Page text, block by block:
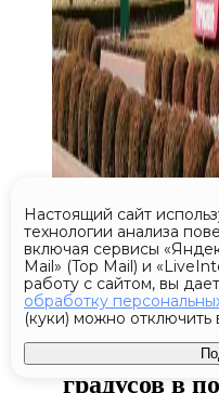
Сегодня 07:46
Москвичам
градусов в
Настоящий сайт
технологии анализа
включая сервисы
Mail» (Top Mail) и
работу с сайтом, вы
обработку
(куки) можно отключить